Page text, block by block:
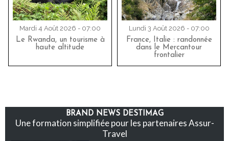
Mardi 4 Août 2026 - 07:00
Le Rwanda, un tourisme à
haute altitude
Lundi 3 Août 2026 - 07:00
France, Italie : randonnée
dans le Mercantour
frontalier
BRAND NEWS DESTIMAG
Une formation simplifiée pour les partenaires Assur-
Travel